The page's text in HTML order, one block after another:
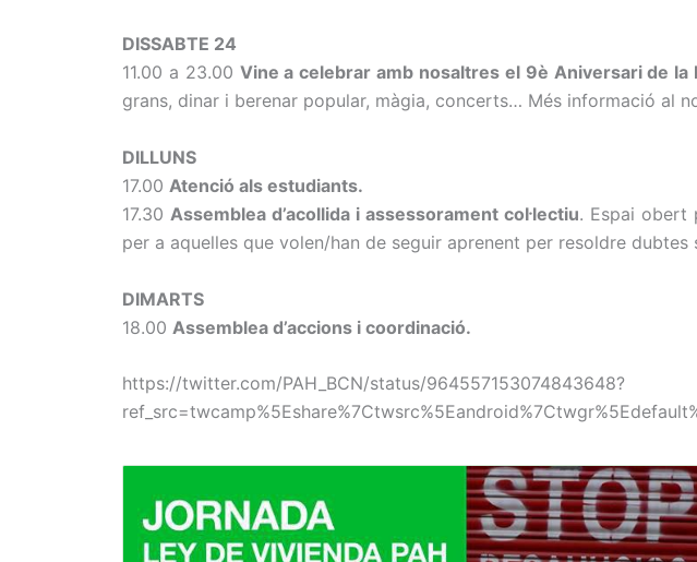
DISSABTE 24
11.00 a 23.00 Vine a celebrar amb nosaltres el 9è Aniversari de la
grans, dinar i berenar popular, màgia, concerts… Més informació al
DILLUNS
17.00 Atenció als estudiants.
17.30 Assemblea d’acollida i assessorament col·lectiu. Espai obert
per a aquelles que volen/han de seguir aprenent per resoldre
DIMARTS
18.00 Assemblea d’accions i coordinació.
https://twitter.com/PAH_BCN/status/964557153074843648?